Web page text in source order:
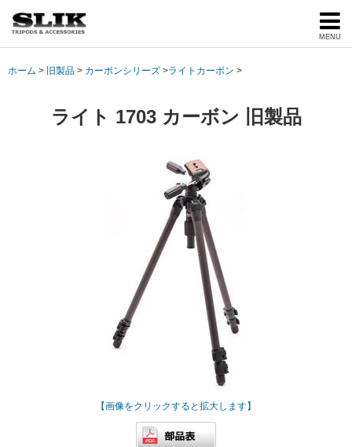
MENU
ホーム 旧製品 カーボンシリーズ ライトカーボン
ライト 1703 カーボン 旧製品
【画像をクリックすると拡大します】